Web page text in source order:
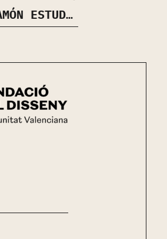
NUEVO PROYECTO DE ANA RAMÓN ESTUDIO · VITAWELL